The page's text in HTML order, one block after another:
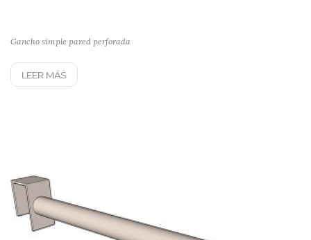
Gancho simple pared perforada
LEER MÁS